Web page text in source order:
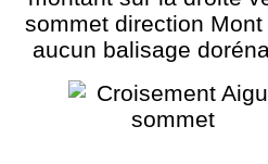
sommet direction Mont
aucun balisage